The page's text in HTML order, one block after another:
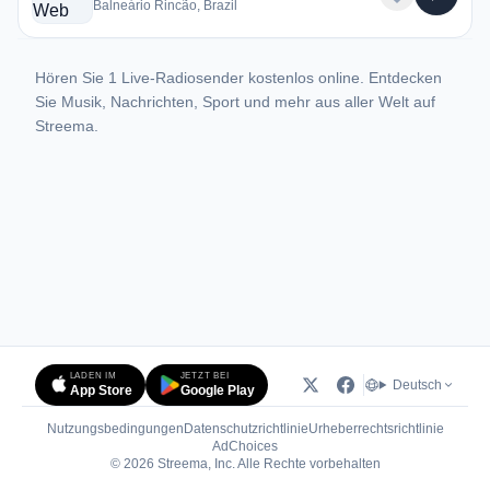
Balneário Rincão, Brazil
Hören Sie 1 Live-Radiosender kostenlos online. Entdecken
Sie Musik, Nachrichten, Sport und mehr aus aller Welt auf
Streema.
LADEN IM
App Store
JETZT BEI
Google Play Deutsch
Nutzungsbedingungen DatenschutzrichtlinieUrheberrechtsrichtlinie
AdChoices(öffnet in neuem Tab)
© 2026 Streema, Inc. Alle Rechte vorbehalten